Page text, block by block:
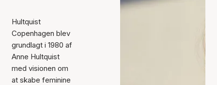
Hultquist
Copenhagen blev
grundlagt i 1980 af
Anne Hultquist
med visionen om
at skabe feminine